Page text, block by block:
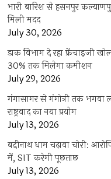
भारी बारिश से हसनपुर
मिली मदद
July 30, 2026
डाक विभाग दे रहा फ्रेंचाइजी
30% तक मिलेगा कमीशन
July 29, 2026
गंगासागर से गंगोत्री तक भगवा
राष्ट्रवाद का नया प्रयोग
July 13, 2026
बद्रीनाथ धाम चढ़ावा चोरी:
में, SIT करेगी पूछताछ
July 13, 2026